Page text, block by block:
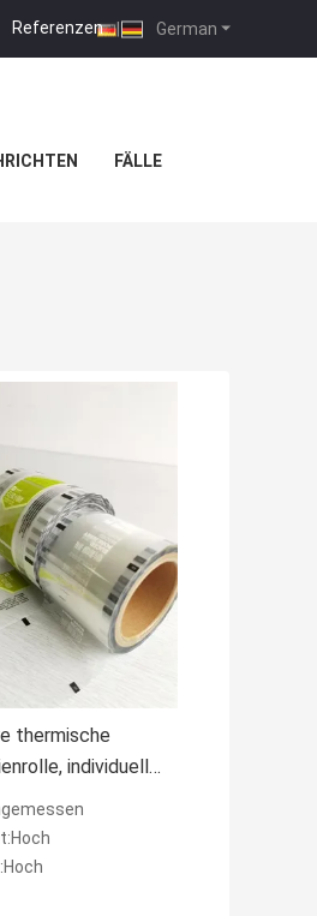
German
Referenzen |
FÄLLE
thermische
individuell
Mikrometer